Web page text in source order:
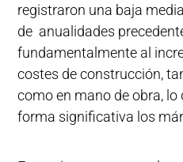
registraron una baja
de anualidades
fundamentalmente al
costes de construcción,
como en mano de obra,
forma significativa los